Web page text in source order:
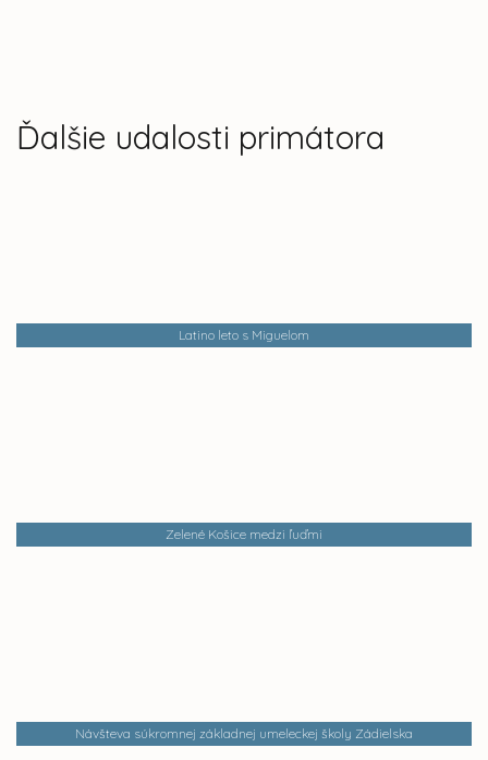
Ďalšie udalosti primátora
Latino leto s Miguelom
Zelené Košice medzi ľuďmi
Návšteva súkromnej základnej umeleckej školy Zádielska